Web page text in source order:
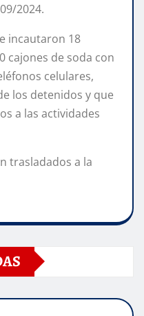
2024.
incautaron 18
cajones de soda con
celulares,
los detenidos y que
a las actividades
trasladados a la